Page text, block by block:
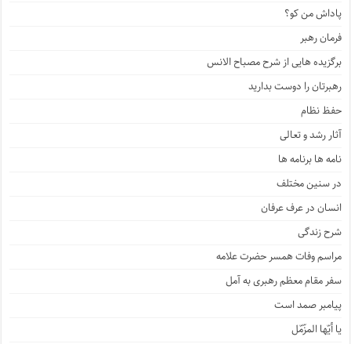
پاداش من کو؟
فرمان رهبر
برگزیده هایی از شرح مصباح الانس
رهبرتان را دوست بدارید
حفظ نظام
آثار رشد و تعالی
نامه ها برنامه ها
در سنین مختلف
انسان در عرف عرفان
شرح زندگی
مراسم وفات همسر حضرت علامه
سفر مقام معظم رهبری به آمل
پیامبر صمد است
یا أیّها المزّمّل